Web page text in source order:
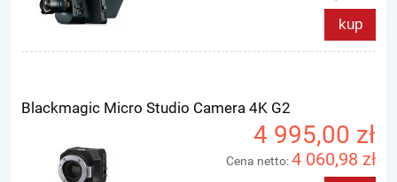
kup
Blackmagic Micro Studio Camera 4K G2
4 995,00 zł
Cena netto:4 060,98 zł